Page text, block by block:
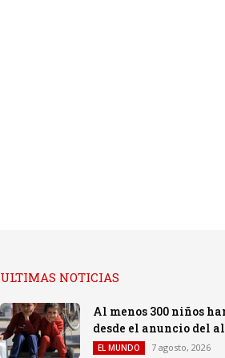
ULTIMAS NOTICIAS
Al menos 300 niños
desde el anuncio del
EL MUNDO 7 agosto, 2026